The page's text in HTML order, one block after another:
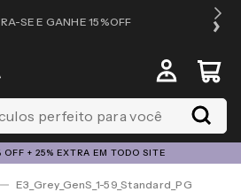
SE E GANHE 15%OFF
para você
+ 25% EXTRA EM TODO SITE
E3_Grey_GenS_1-59_Standard_PG